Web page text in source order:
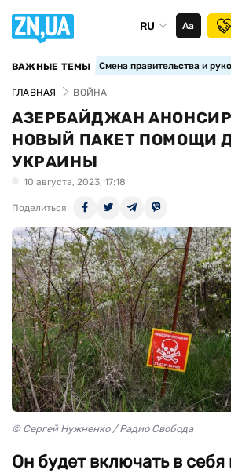
RU Аа
ВАЖНЫЕ ТЕМЫ Смена правительства и
ГЛАВНАЯ ВОЙНА
АЗЕРБАЙДЖАН
НОВЫЙ ПАКЕТ ПОМОЩИ
УКРАИНЫ
10 августа, 2023, 17:18
Поделиться
© Сергей Нужненко / Радио Свобода
Он будет включать в